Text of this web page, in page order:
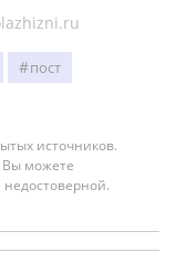
пост
источников.
Вы можете